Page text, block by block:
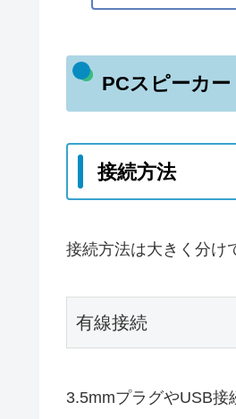
PCスピーカ
接続方法
接続方法は大きく分け
有線接続
3.5mmプラグやUSB